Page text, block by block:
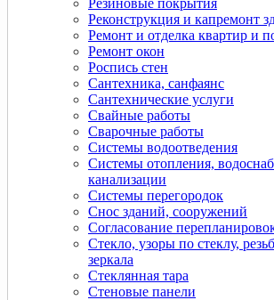
Резиновые покрытия
Реконструкция и капремонт
Ремонт и отделка квартир и
Ремонт окон
Роспись стен
Сантехника, санфаянс
Сантехнические услуги
Свайные работы
Сварочные работы
Системы водоотведения
Системы отопления,
канализации
Системы перегородок
Снос зданий, сооружений
Согласование
Стекло, узоры по стеклу,
зеркала
Стеклянная тара
Стеновые панели